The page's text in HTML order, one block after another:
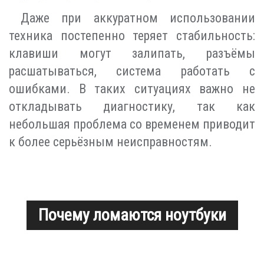
Даже при аккуратном использовании
техника постепенно теряет стабильность:
клавиши могут залипать, разъёмы
расшатываться, система работать с
ошибками. В таких ситуациях важно не
откладывать диагностику, так как
небольшая проблема со временем приводит
к более серьёзным неисправностям.
Почему ломаются ноутбуки